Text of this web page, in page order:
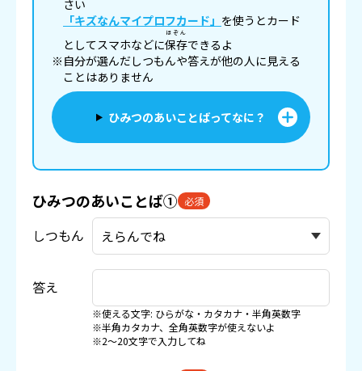
さい
「キズなんマイプロフカード」 を使うとカード
としてスマホなどに保存
ほぞん
できるよ
※自分が選んだしつもんや答えが他の人に見える
ことはありません
ひみつのあいことばってなに？
ひみつのあいことば① 必須
しつもん
答え
※使える文字: ひらがな・カタカナ・半角英数字
※半角カタカナ、全角英数字が使えないよ
※2〜20文字で入力してね